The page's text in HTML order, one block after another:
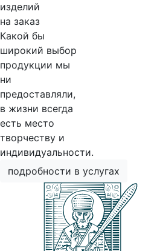
изделий
на заказ
Какой бы
широкий выбор
продукции мы
ни
предоставляли,
в жизни всегда
есть место
творчеству и
индивидуальности.
подробности в услугах